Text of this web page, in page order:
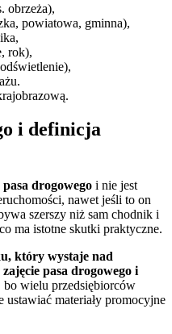
obrzeża),
powiatowa, gminna),
rok),
i definicja
drogowego i nie jest
nawet jeśli to on
szerszy niż sam chodnik i
ma istotne skutki praktyczne.
który wystaje nad
pasa drogowego i
bo wielu przedsiębiorców
ustawiać materiały promocyjne